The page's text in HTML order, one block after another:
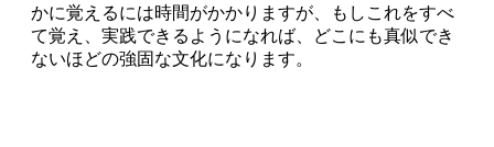
かに覚えるには時間がかかりますが、もしこれをすべ
て覚え、実践できるようになれば、どこにも真似でき
ないほどの強固な文化になります。